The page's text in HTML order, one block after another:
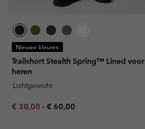
Nieuwe kleuren
Trailshort Stealth Spring™ Lined voor
heren
Lichtgewicht
Minimum sale price:
€ 30,00 - Maximum price:
€ 60,00